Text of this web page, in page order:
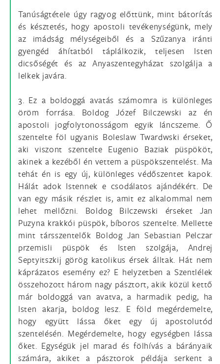
Tanúságtétele úgy ragyog előttünk, mint bátorítás
és késztetés, hogy apostoli tevékenységünk, mely
az imádság mélységeiből és a Szűzanya iránti
gyengéd áhítatból táplálkozik, teljesen Isten
dicsőségét és az Anyaszentegyházat szolgálja a
lelkek javára.
3. Ez a boldoggá avatás számomra is különleges
öröm forrása. Boldog Józef Bilczewski az én
apostoli jogfolytonosságom egyik láncszeme. Ő
szentelte föl ugyanis Boleslaw Twardwski érseket,
aki viszont szentelte Eugenio Baziak püspököt,
akinek a kezéből én vettem a püspökszentelést. Ma
tehát én is egy új, különleges védőszentet kapok.
Hálát adok Istennek e csodálatos ajándékért. De
van egy másik részlet is, amit ez alkalommal nem
lehet mellőzni. Boldog Bilczewski érseket Jan
Puzyna krakkói püspök, bíboros szentelte. Mellette
mint társszentelők Boldog Jan Sebastian Pelczar
przemisli püspök és Isten szolgája, Andrej
Septyitszkij görög katolikus érsek álltak. Hát nem
káprázatos esemény ez? E helyzetben a Szentlélek
összehozott három nagy pásztort, akik közül kettő
már boldoggá van avatva, a harmadik pedig, ha
Isten akarja, boldog lesz. E föld megérdemelte,
hogy együtt lássa őket egy új apostolutód
szentelésén. Megérdemelte, hogy egységben lássa
őket. Egységük jel marad és fölhívás a bárányaik
számára, akiket a pásztorok példája serkent a